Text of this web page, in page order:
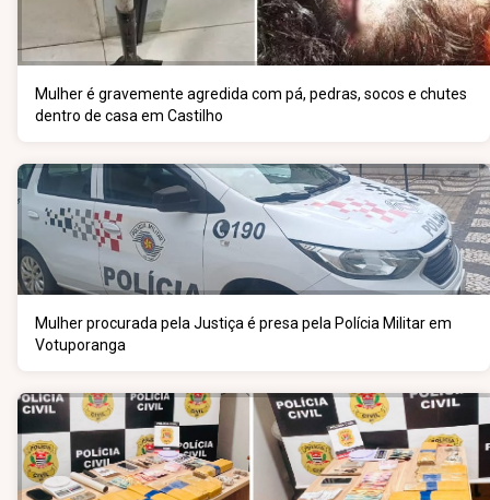
Mulher é gravemente agredida com pá, pedras, socos e chutes
dentro de casa em Castilho
Mulher procurada pela Justiça é presa pela Polícia Militar em
Votuporanga